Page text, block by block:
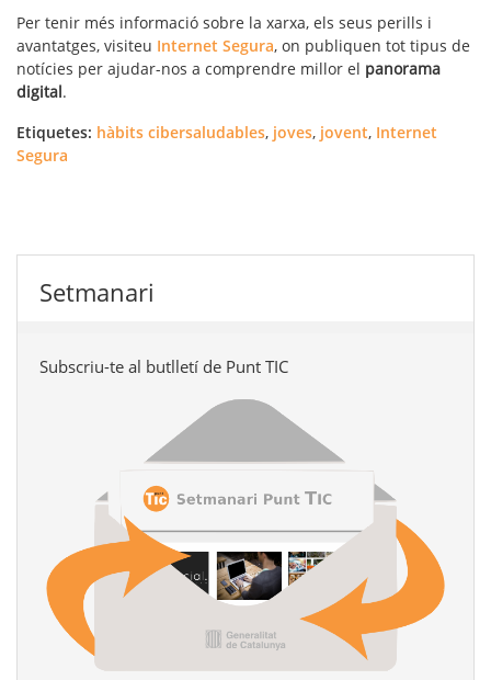
Per tenir més informació sobre la xarxa, els seus perills i
avantatges, visiteu Internet Segura, on publiquen tot tipus de
notícies per ajudar-nos a comprendre millor el panorama
digital.
Etiquetes: hàbits cibersaludables, joves, jovent, Internet
Segura
Setmanari
Subscriu-te al butlletí de Punt TIC